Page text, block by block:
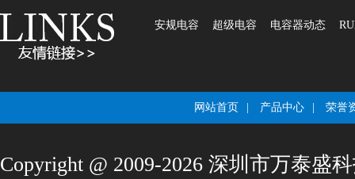
安规电容 超级电容 电容器动态
网站首页 产品中心 荣誉
Copyright@2009-2026深圳市万泰盛